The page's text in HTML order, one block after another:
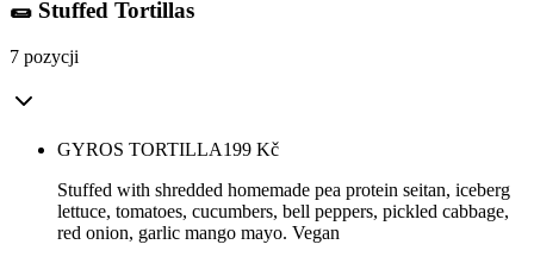
🌯 Stuffed Tortillas
7 pozycji
GYROS TORTILLA199 Kč
Stuffed with shredded homemade pea protein seitan, iceberg
lettuce, tomatoes, cucumbers, bell peppers, pickled cabbage,
red onion, garlic mango mayo. Vegan